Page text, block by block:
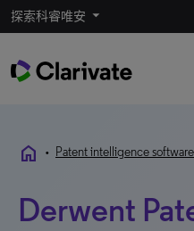
探索科睿唯安
home • Patent intelligence
Derwent